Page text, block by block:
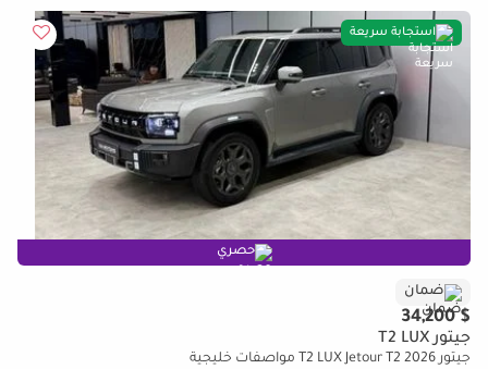
استجابة سريعة
حصري
ضمان
$ 34,200
جيتور T2 LUX
جيتور T2 LUX Jetour T2 2026 مواصفات خليجية